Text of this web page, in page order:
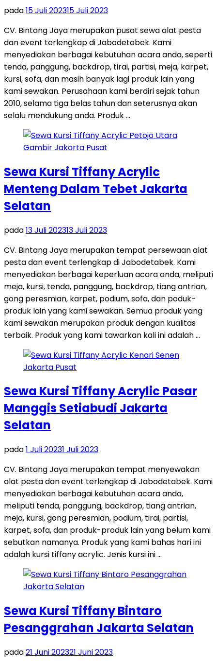
pada15 Juli 202315 Juli 2023
CV. Bintang Jaya merupakan pusat sewa alat pesta
dan event terlengkap di Jabodetabek. Kami
menyediakan berbagai kebutuhan acara anda, seperti
tenda, panggung, backdrop, tirai, partisi, meja, karpet,
kursi, sofa, dan masih banyak lagi produk lain yang
kami sewakan. Perusahaan kami berdiri sejak tahun
2010, selama tiga belas tahun dan seterusnya akan
selalu mendukung anda. Produk …
Sewa Kursi Tiffany Acrylic
Menteng Dalam Tebet Jakarta
Selatan
pada13 Juli 202313 Juli 2023
CV. Bintang Jaya merupakan tempat persewaan alat
pesta dan event terlengkap di Jabodetabek. Kami
menyediakan berbagai keperluan acara anda, meliputi
meja, kursi, tenda, panggung, backdrop, tiang antrian,
gong peresmian, karpet, podium, sofa, dan poduk-
produk lain yang kami sewakan. Semua produk yang
kami sewakan merupakan produk dengan kualitas
terbaik. Produk yang kami tawarkan kali ini adalah …
Sewa Kursi Tiffany Acrylic Pasar
Manggis Setiabudi Jakarta
Selatan
pada1 Juli 20231 Juli 2023
CV. Bintang Jaya merupakan tempat menyewakan
alat pesta dan event terlengkap di Jabodetabek. Kami
menyediakan berbagai kebutuhan acara anda,
meliputi tenda, panggung, backdrop, tiang antrian,
meja, kursi, gong peresmian, podium, tirai, partisi,
karpet, sofa, dan produk-produk lain yang belum kami
sebutkan namanya. Produk yang kami bahas hari ini
adalah kursi tiffany acrylic. Jenis kursi ini …
Sewa Kursi Tiffany Bintaro
Pesanggrahan Jakarta Selatan
pada21 Juni 202321 Juni 2023